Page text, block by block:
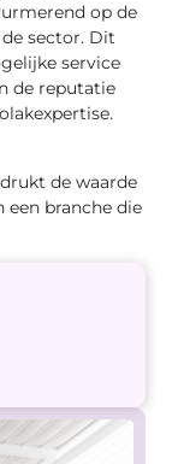
op de
sector. Dit
service
de reputatie
de waarde
branche die